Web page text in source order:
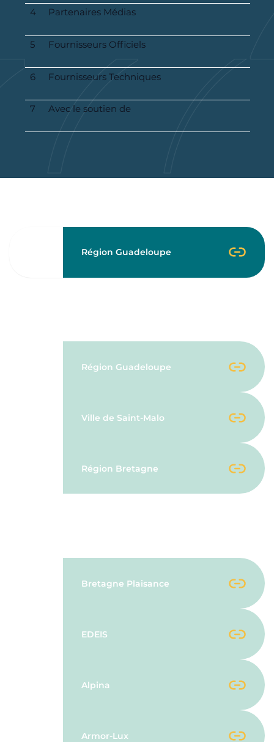
4 Partenaires Médias
5 Fournisseurs Officiels
6 Fournisseurs Techniques
7 Avec le soutien de
Bretagne Plaisance
EDEIS
Alpina
Armor-Lux
Région Guadeloupe
Ville de Saint-Malo
Région Bretagne
Région Guadeloupe